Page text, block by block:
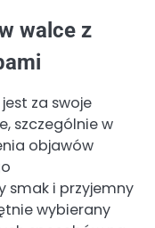
walce z
za swoje
szczególnie w
objawów
smak i przyjemny
wybierany